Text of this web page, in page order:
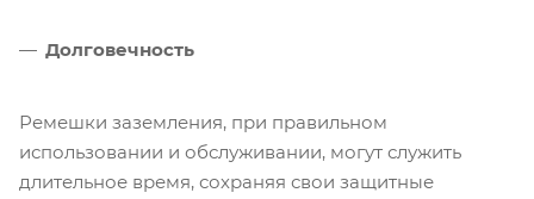
Долговечность
Ремешки заземления, при правильном
использовании и обслуживании, могут служить
длительное время, сохраняя свои защитные